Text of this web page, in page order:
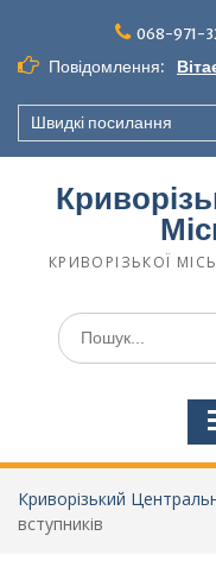
068-971-
Повідомлення:
Швидкі посилання
КРИВОРІЗЬКОЇ
Криворізький
вступників